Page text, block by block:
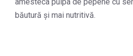
băutură și mai nutritivă.